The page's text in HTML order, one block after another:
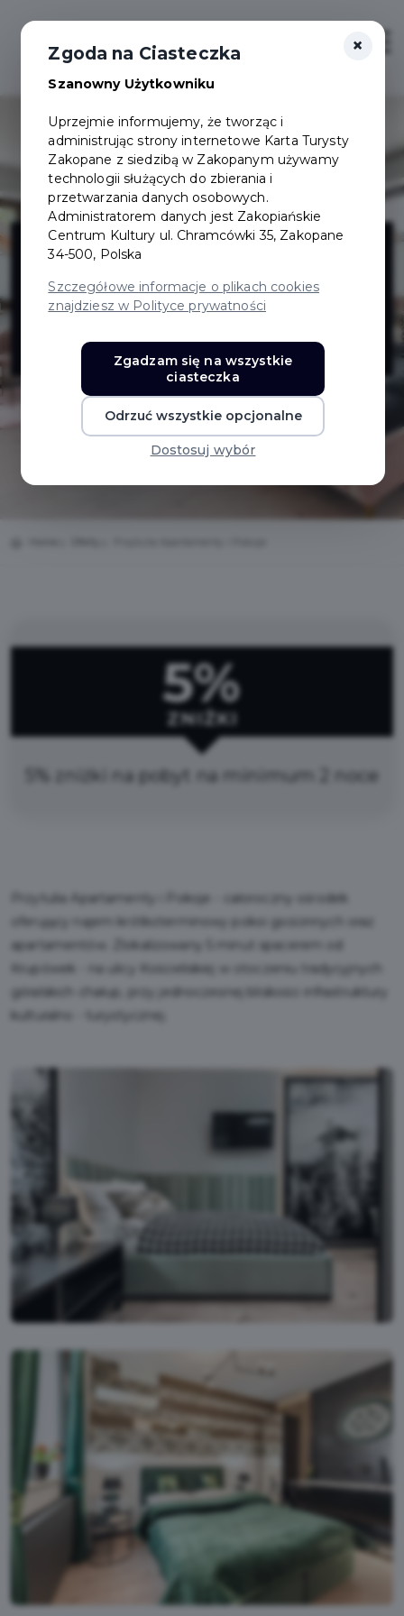
Login/Rejestracja
Przytulia
Apartamenty i
Pokoje
5%
ZNIŻKI
5% zniżki na pobyt na minimum 2 noce
Przytulia Apartamenty i Pokoje - całoroczny ośrodek
oferujący najem krótkoterminowy pokoi gościnnych oraz
apartamentów. Zlokalizowany 5 minut spacerem od
Krupówek - na ulicy Kościeliskiej w otoczeniu tradycyjnych
góralskich chałup, przy jednoczesnej bliskości infrastruktury
kulturalno - turystycznej.
×
Zgoda na Ciasteczka
Szanowny Użytkowniku
Uprzejmie informujemy, że tworząc i
administrując strony internetowe Karta Turysty
Zakopane z siedzibą w Zakopanym używamy
technologii służących do zbierania i
przetwarzania danych osobowych.
Administratorem danych jest Zakopiańskie
Centrum Kultury ul. Chramcówki 35, Zakopane
34-500, Polska
Szczegółowe informacje o plikach cookies
znajdziesz w Polityce prywatności
Zgadzam się na wszystkie
ciasteczka
Odrzuć wszystkie opcjonalne
Dostosuj wybór